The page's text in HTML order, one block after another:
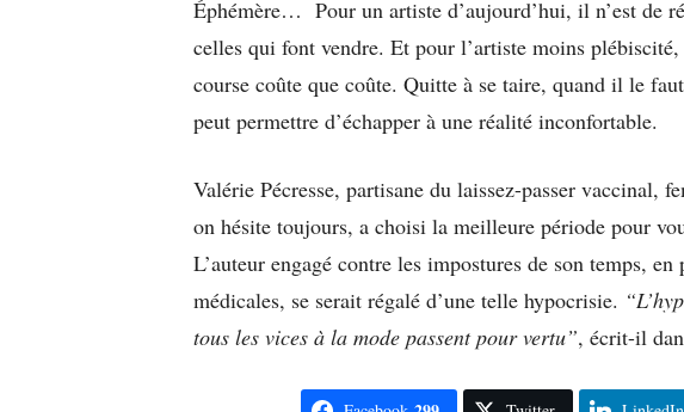
Éphémère… Pour un artiste d’aujourd’hui, il n’est de
celles qui font vendre. Et pour l’artiste moins
course coûte que coûte. Quitte à se taire, quand il le
peut permettre d’échapper à une réalité inconfortable.
Valérie Pécresse, partisane du laissez-passer vaccinal,
on hésite toujours, a choisi la meilleure période pour
L’auteur engagé contre les impostures de son temps,
médicales, se serait régalé d’une telle hypocrisie.
tous les vices à la mode passent pour vertu”, écrit-il